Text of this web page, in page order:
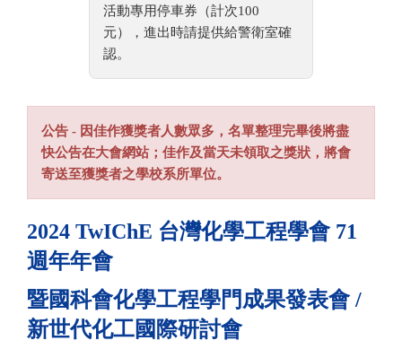
活動專用停車券（計次100
元），進出時請提供給警衛室確
認。
公告 - 因佳作獲獎者人數眾多，名單整理完畢後將盡
快公告在大會網站；佳作及當天未領取之獎狀，將會
寄送至獲獎者之學校系所單位。
2024 TwIChE 台灣化學工程學會 71
週年年會
暨國科會化學工程學門成果發表會 /
新世代化工國際研討會